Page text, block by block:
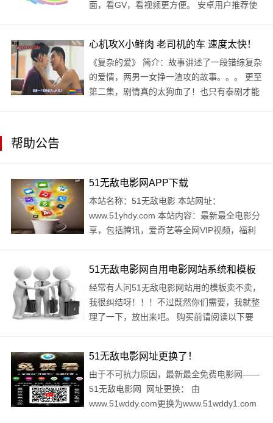
面，看GV，看视频更方便。 安卓用户推荐使
心机攻X小鲜肉 老司机的车 速度太快！
《复杂的爱》 简介：故事讲述了一段错综复杂
的爱情，两男一女挣一渣攻的故事。。。 更至
第二集，剧情真的太狗血了！也只有泰剧才能
帮助公告
51无敌电影网APP下载
本站名称：51无敌电影 本站网址：
www.51yhdy.com 本站内容：最新最全电影分
享，包括腾讯，爱奇艺等全网VIP视频，福利
51无敌电影网自用电影网站系统和模板
经常有人问51无敌电影网站用的模板卖不卖，
我很纠结呀！！！不过既然你们需要，我就整
理了一下，放出来吧。 购买前请阅读以下要
51无敌电影网址更换了！
由于不可抗力原因，最新最全免费电影网——
51无敌电影网 网址更换： 由
www.51wddy.com更换为www.51wddy1.com